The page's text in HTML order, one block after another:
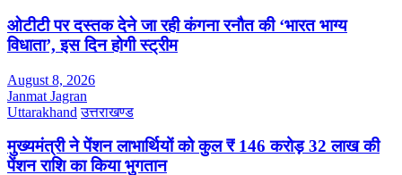
ओटीटी पर दस्तक देने जा रही कंगना रनौत की ‘भारत भाग्य
विधाता’, इस दिन होगी स्ट्रीम
August 8, 2026
Janmat Jagran
Uttarakhand उत्तराखण्ड
मुख्यमंत्री ने पेंशन लाभार्थियों को कुल ₹ 146 करोड़ 32 लाख की
पेंशन राशि का किया भुगतान